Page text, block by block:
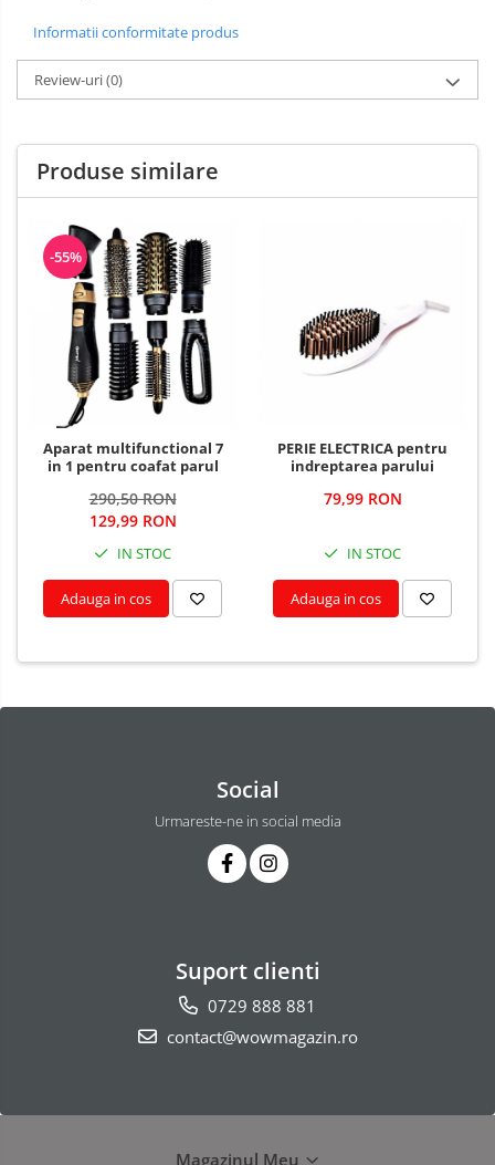
Informatii conformitate produs
Review-uri(0)
Produse similare
-55%
Aparat multifunctional 7
in 1 pentru coafat parul
290,50 RON
129,99 RON
IN STOC
Adauga in cos
PERIE ELECTRICA pentru
indreptarea parului
79,99 RON
IN STOC
Adauga in cos
Social
Urmareste-ne in social media
Suport clienti
0729 888 881
contact@wowmagazin.ro
Magazinul Meu